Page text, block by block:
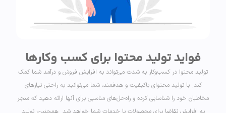
فواید تولید محتوا برای کسب وکارها
تولید محتوا در کسب‌وکار به شدت می‌تواند به افزایش فروش و درآمد شما کمک
کند. با تولید محتوای باکیفیت و هدفمند، شما می‌توانید به راحتی نیازهای
مخاطبان خود را شناسایی کرده و راه‌حل‌های مناسبی برای آنها ارائه دهید که منجر